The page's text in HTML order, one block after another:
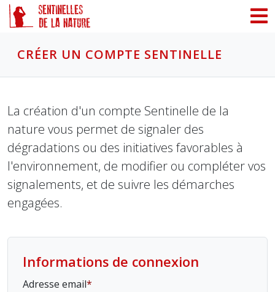
CRÉER UN COMPTE SENTINELLE
La création d'un compte Sentinelle de la
nature vous permet de signaler des
dégradations ou des initiatives favorables à
l'environnement, de modifier ou compléter vos
signalements, et de suivre les démarches
engagées.
Informations de connexion
Adresse email
Panneau de gestion des cookies